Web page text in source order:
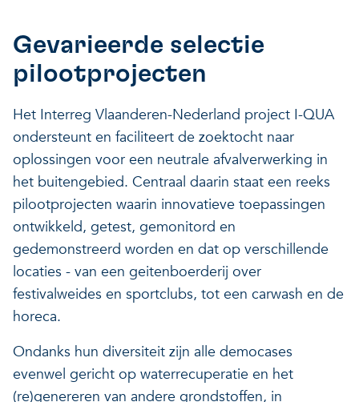
Ontdek hoe we jou helpen
Impact voor jouw
op drie domeinen
Een regeneratieve
Veerkrachtige ecosystemen
Hoe VITO
Een regeneratieve
Veerkrachtige ecosystemen
Alles over onderzoek
Onderzoeksfocus
impactdomeinen
Een regeneratieve
Een gezonde leefomgeving
Gevarieerde selectie
pilootprojecten
Het Interreg Vlaanderen-Nederland project I-QUA
ondersteunt en faciliteert de zoektocht naar
oplossingen voor een neutrale afvalverwerking in
het buitengebied. Centraal daarin staat een reeks
pilootprojecten waarin innovatieve toepassingen
ontwikkeld, getest, gemonitord en
gedemonstreerd worden en dat op verschillende
locaties - van een geitenboerderij over
festivalweides en sportclubs, tot een carwash en de
horeca.
Ondanks hun diversiteit zijn alle democases
evenwel gericht op waterrecuperatie en het
(re)genereren van andere grondstoffen, in